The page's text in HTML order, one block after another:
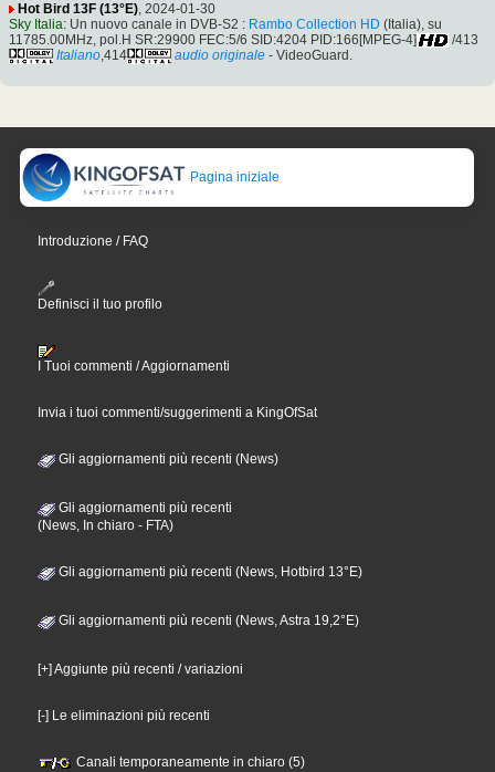
Hot Bird 13F (13°E), 2024-01-30
Sky Italia: Un nuovo canale in DVB-S2 : Rambo Collection HD (Italia), su
11785.00MHz, pol.H SR:29900 FEC:5/6 SID:4204 PID:166[MPEG-4]
/413
Italiano,414 audio originale - VideoGuard.
Pagina iniziale
Introduzione / FAQ
Definisci il tuo profilo
I Tuoi commenti / Aggiornamenti
Invia i tuoi commenti/suggerimenti a KingOfSat
Gli aggiornamenti più recenti (News)
Gli aggiornamenti più recenti
(News, In chiaro - FTA)
Gli aggiornamenti più recenti (News, Hotbird 13°E)
Gli aggiornamenti più recenti (News, Astra 19,2°E)
[+] Aggiunte più recenti / variazioni
[-] Le eliminazioni più recenti
Canali temporaneamente in chiaro (5)